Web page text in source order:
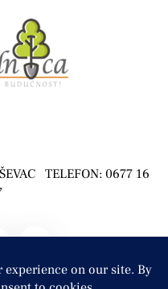
TELEFON: 0677 16